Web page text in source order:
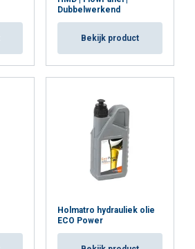
Dubbelwerkend
Bekijk product
Holmatro hydrauliek olie
ECO Power